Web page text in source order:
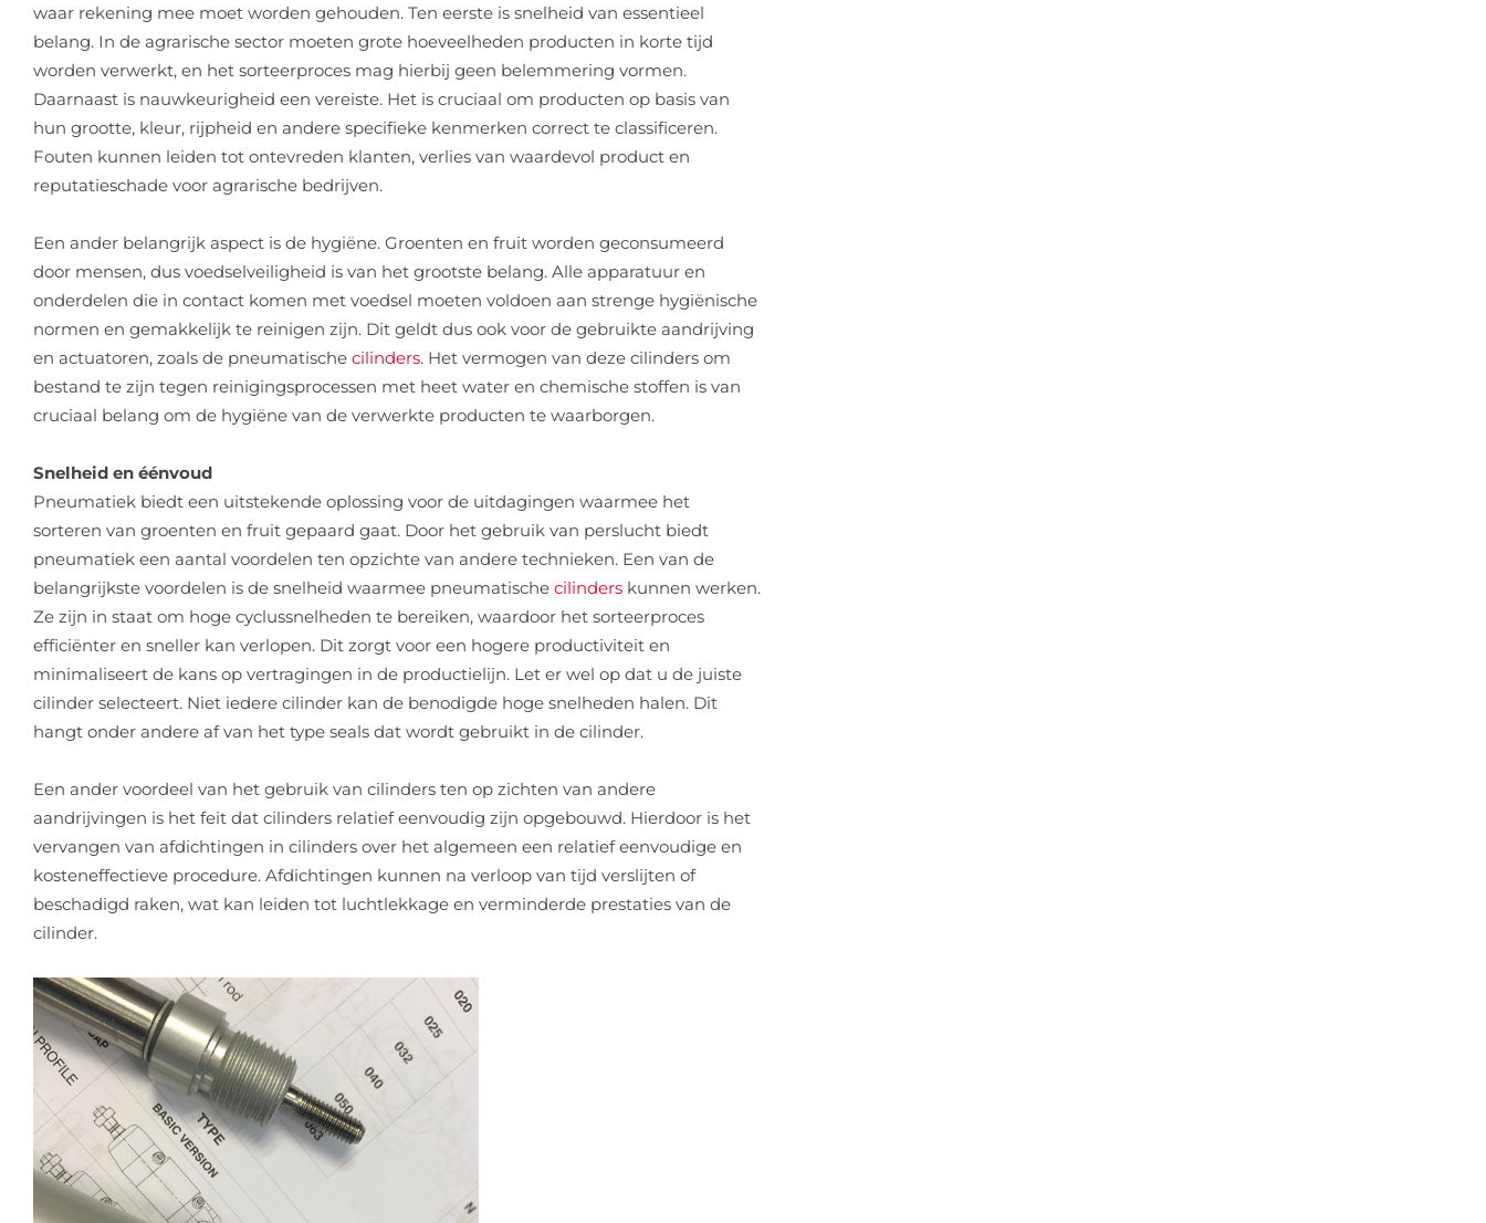
waar rekening mee moet worden gehouden. Ten eerste is snelheid van essentieel
belang. In de agrarische sector moeten grote hoeveelheden producten in korte tijd
worden verwerkt, en het sorteerproces mag hierbij geen belemmering vormen.
Daarnaast is nauwkeurigheid een vereiste. Het is cruciaal om producten op basis van
hun grootte, kleur, rijpheid en andere specifieke kenmerken correct te classificeren.
Fouten kunnen leiden tot ontevreden klanten, verlies van waardevol product en
reputatieschade voor agrarische bedrijven.
Een ander belangrijk aspect is de hygiëne. Groenten en fruit worden geconsumeerd
door mensen, dus voedselveiligheid is van het grootste belang. Alle apparatuur en
onderdelen die in contact komen met voedsel moeten voldoen aan strenge hygiënische
normen en gemakkelijk te reinigen zijn. Dit geldt dus ook voor de gebruikte aandrijving
en actuatoren, zoals de pneumatische cilinders. Het vermogen van deze cilinders om
bestand te zijn tegen reinigingsprocessen met heet water en chemische stoffen is van
cruciaal belang om de hygiëne van de verwerkte producten te waarborgen.
Snelheid en éénvoud
Pneumatiek biedt een uitstekende oplossing voor de uitdagingen waarmee het
sorteren van groenten en fruit gepaard gaat. Door het gebruik van perslucht biedt
pneumatiek een aantal voordelen ten opzichte van andere technieken. Een van de
belangrijkste voordelen is de snelheid waarmee pneumatische cilinders kunnen werken.
Ze zijn in staat om hoge cyclussnelheden te bereiken, waardoor het sorteerproces
efficiënter en sneller kan verlopen. Dit zorgt voor een hogere productiviteit en
minimaliseert de kans op vertragingen in de productielijn. Let er wel op dat u de juiste
cilinder selecteert. Niet iedere cilinder kan de benodigde hoge snelheden halen. Dit
hangt onder andere af van het type seals dat wordt gebruikt in de cilinder.
Een ander voordeel van het gebruik van cilinders ten op zichten van andere
aandrijvingen is het feit dat cilinders relatief eenvoudig zijn opgebouwd. Hierdoor is het
vervangen van afdichtingen in cilinders over het algemeen een relatief eenvoudige en
kosteneffectieve procedure. Afdichtingen kunnen na verloop van tijd verslijten of
beschadigd raken, wat kan leiden tot luchtlekkage en verminderde prestaties van de
cilinder.